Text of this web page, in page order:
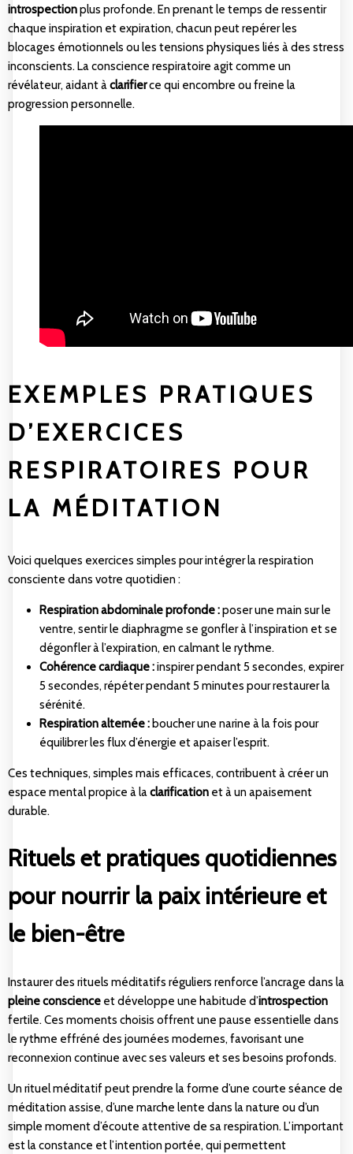
introspectionplus profonde. En prenant le temps de ressentir
chaque inspiration et expiration, chacun peut repérer les
blocages émotionnels ou les tensions physiques liés à des stress
inconscients. La conscience respiratoire agit comme un
révélateur, aidant à clarifierce qui encombre ou freine la
progression personnelle.
EXEMPLES PRATIQUES
D’EXERCICES
RESPIRATOIRES POUR
LA MÉDITATION
Voici quelques exercices simples pour intégrer la respiration
consciente dans votre quotidien :
Respiration abdominale profonde :poser une main sur le
ventre, sentir le diaphragme se gonfler à l’inspiration et se
dégonfler à l’expiration, en calmant le rythme.
Cohérence cardiaque :inspirer pendant 5 secondes, expirer
5 secondes, répéter pendant 5 minutes pour restaurer la
sérénité.
Respiration alternée : boucher une narine à la fois pour
équilibrer les flux d’énergie et apaiser l’esprit.
Ces techniques, simples mais efficaces, contribuent à créer un
espace mental propice à la clarification et à un apaisement
durable.
Rituels et pratiques quotidiennes
pour nourrir la paix intérieure et
le bien-être
Instaurer des rituels méditatifs réguliers renforce l’ancrage dans la
pleine conscience et développe une habitude d’introspection
fertile. Ces moments choisis offrent une pause essentielle dans
le rythme effréné des journées modernes, favorisant une
reconnexion continue avec ses valeurs et ses besoins profonds.
Un rituel méditatif peut prendre la forme d’une courte séance de
méditation assise, d’une marche lente dans la nature ou d’un
simple moment d’écoute attentive de sa respiration. L’important
est la constance et l’intention portée, qui permettent